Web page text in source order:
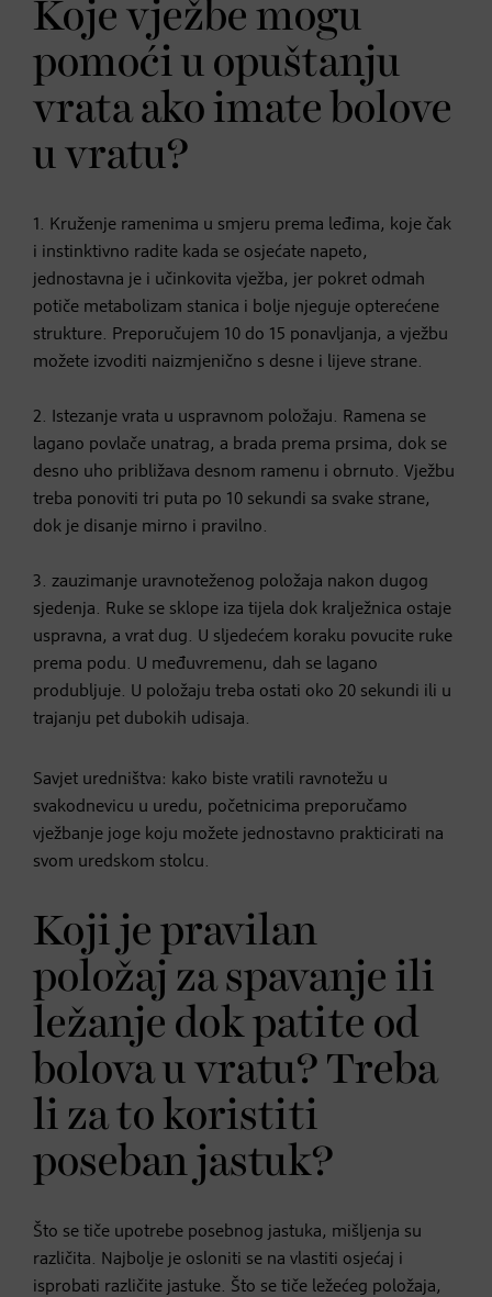
Koje vježbe mogu
pomoći u opuštanju
vrata ako imate bolove
u vratu?
1. Kruženje ramenima u smjeru prema leđima, koje čak
i instinktivno radite kada se osjećate napeto,
jednostavna je i učinkovita vježba, jer pokret odmah
potiče metabolizam stanica i bolje njeguje opterećene
strukture. Preporučujem 10 do 15 ponavljanja, a vježbu
možete izvoditi naizmjenično s desne i lijeve strane.
2. Istezanje vrata u uspravnom položaju. Ramena se
lagano povlače unatrag, a brada prema prsima, dok se
desno uho približava desnom ramenu i obrnuto. Vježbu
treba ponoviti tri puta po 10 sekundi sa svake strane,
dok je disanje mirno i pravilno.
3. zauzimanje uravnoteženog položaja nakon dugog
sjedenja. Ruke se sklope iza tijela dok kralježnica ostaje
uspravna, a vrat dug. U sljedećem koraku povucite ruke
prema podu. U međuvremenu, dah se lagano
produbljuje. U položaju treba ostati oko 20 sekundi ili u
trajanju pet dubokih udisaja.
Savjet uredništva: kako biste vratili ravnotežu u
svakodnevicu u uredu, početnicima preporučamo
vježbanje joge koju možete jednostavno prakticirati na
svom uredskom stolcu.
Koji je pravilan
položaj za spavanje ili
ležanje dok patite od
bolova u vratu? Treba
li za to koristiti
poseban jastuk?
Što se tiče upotrebe posebnog jastuka, mišljenja su
različita. Najbolje je osloniti se na vlastiti osjećaj i
isprobati različite jastuke. Što se tiče ležećeg položaja,